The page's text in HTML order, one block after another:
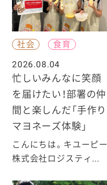
社会
食育
2026.08.04
忙しいみんなに笑顔
を届けたい！部署の仲
間と楽しんだ「手作り
マヨネーズ体験」
こんにちは。キユーピー
株式会社ロジスティ...